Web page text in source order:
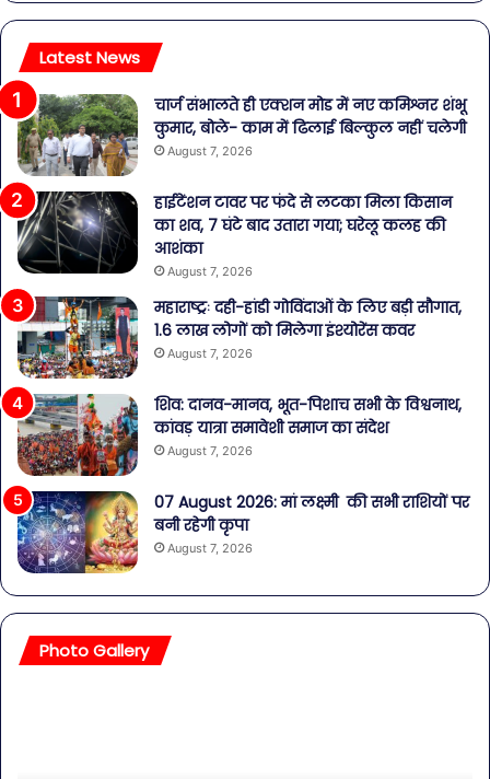
Latest News
चार्ज संभालते ही एक्शन मोड में नए कमिश्नर शंभू
कुमार, बोले- काम में ढिलाई बिल्कुल नहीं चलेगी
August 7, 2026
हाईटेंशन टावर पर फंदे से लटका मिला किसान
का शव, 7 घंटे बाद उतारा गया; घरेलू कलह की
आशंका
August 7, 2026
महाराष्ट्रः दही-हांडी गोविंदाओं के लिए बड़ी सौगात,
1.6 लाख लोगों को मिलेगा इंश्योरेंस कवर
August 7, 2026
शिव: दानव-मानव, भूत-पिशाच सभी के विश्वनाथ,
कांवड़ यात्रा समावेशी समाज का संदेश
August 7, 2026
07 August 2026: मां लक्ष्मी की सभी राशियों पर
बनी रहेगी कृपा
August 7, 2026
Photo Gallery